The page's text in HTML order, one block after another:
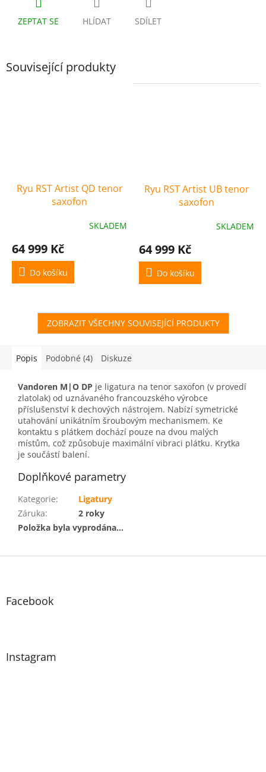
ZEPTAT SE HLÍDAT SDÍLET
Související produkty
Ryu RST Artist QD tenor
saxofon
SKLADEM
64 999 Kč
Do košíku
Ryu RST Artist UB tenor
saxofon
SKLADEM
64 999 Kč
Do košíku
ZOBRAZIT VŠECHNY SOUVISEJÍCÍ PRODUKTY
Popis Podobné (4) Diskuze
Vandoren M|O DP je ligatura na tenor saxofon (v provedí
zlatolak) od uznávaného francouzského výrobce
příslušenství k dechových nástrojem. Nabízí symetrické
utahování unikátním šroubovým mechanismem. Ke
kontaktu s plátkem dochází pouze na dvou malých
místům, což způsobuje maximální vibraci plátku. Krytka
je součástí balení.
Doplňkové parametry
Kategorie:
Ligatury
Záruka:
2 roky
Položka byla vyprodána…
Z
Facebook
Instagram